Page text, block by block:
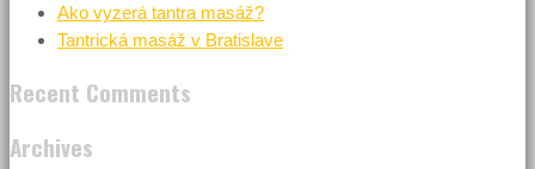
Ako vyzerá tantra masáž?
Tantrická masáž v Bratislave
Recent Comments
Archives